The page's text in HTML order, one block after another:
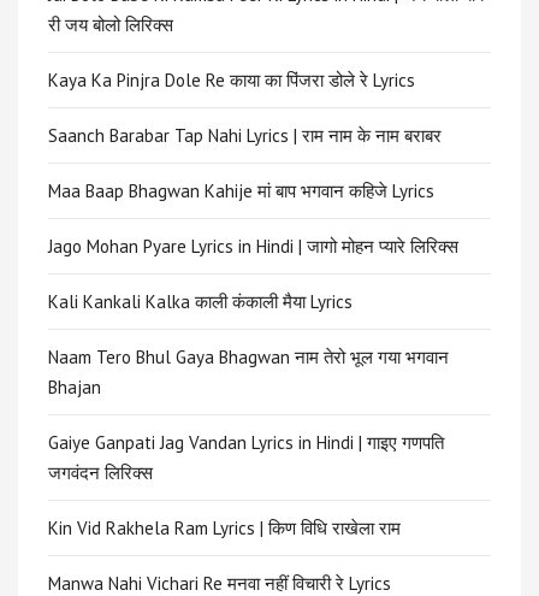
री जय बोलो लिरिक्स
Kaya Ka Pinjra Dole Re काया का पिंजरा डोले रे Lyrics
Saanch Barabar Tap Nahi Lyrics | राम नाम के नाम बराबर
Maa Baap Bhagwan Kahije मां बाप भगवान कहिजे Lyrics
Jago Mohan Pyare Lyrics in Hindi | जागो मोहन प्यारे लिरिक्स
Kali Kankali Kalka काली कंकाली मैया Lyrics
Naam Tero Bhul Gaya Bhagwan नाम तेरो भूल गया भगवान
Bhajan
Gaiye Ganpati Jag Vandan Lyrics in Hindi | गाइए गणपति
जगवंदन लिरिक्स
Kin Vid Rakhela Ram Lyrics | किण विधि राखेला राम
Manwa Nahi Vichari Re मनवा नहीं विचारी रे Lyrics